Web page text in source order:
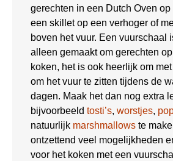
gerechten in een Dutch Oven
een skillet op een verhoger of
boven het vuur. Een vuurschaal
alleen gemaakt om gerechten
koken, het is ook heerlijk om
om het vuur te zitten tijdens de
dagen. Maak het dan nog extra
bijvoorbeeld tosti’s, worstjes,
natuurlijk marshmallows te
ontzettend veel mogelijkheden
voor het koken met een